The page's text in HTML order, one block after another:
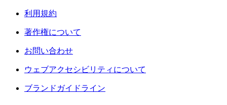
利用規約
著作権について
お問い合わせ
ウェブアクセシビリティについて
ブランドガイドライン